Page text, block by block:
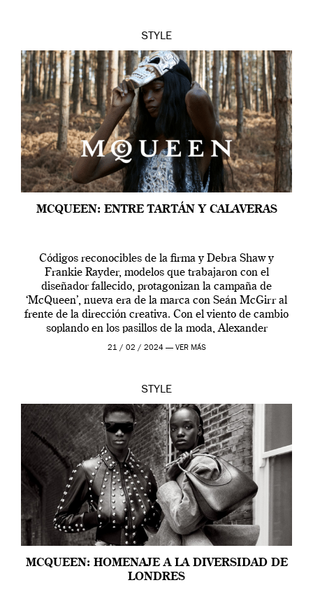
STYLE
MCQUEEN: ENTRE TARTÁN Y CALAVERAS
Códigos reconocibles de la firma y Debra Shaw y
Frankie Rayder, modelos que trabajaron con el
diseñador fallecido, protagonizan la campaña de
‘McQueen’, nueva era de la marca con Seán McGirr al
frente de la dirección creativa. Con el viento de cambio
soplando en los pasillos de la moda, Alexander
McQueen se prepara para una […]
21 / 02 / 2024 — VER MÁS
STYLE
MCQUEEN: HOMENAJE A LA DIVERSIDAD DE
LONDRES